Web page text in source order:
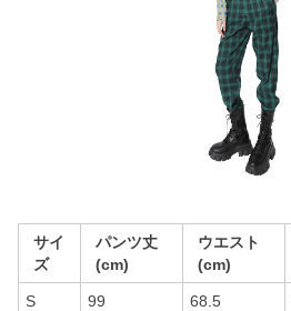
サイ
ズ
パンツ丈
(cm)
ウエスト
(cm)
S 99 68.5